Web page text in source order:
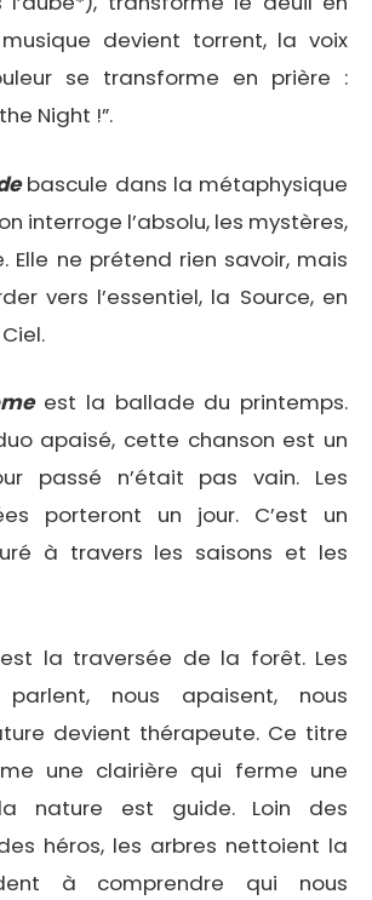
devient torrent, la voix
se transforme en prière :
Night !”.
bascule dans la métaphysique
interroge l’absolu, les mystères,
Elle ne prétend rien savoir, mais
vers l’essentiel, la Source, en
est la ballade du printemps.
apaisé, cette chanson est un
passé n’était pas vain. Les
porteront un jour. C’est un
à travers les saisons et les
la traversée de la forêt. Les
nous apaisent, nous
devient thérapeute. Ce titre
une clairière qui ferme une
nature est guide. Loin des
héros, les arbres nettoient la
à comprendre qui nous